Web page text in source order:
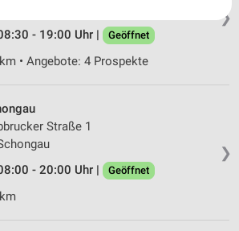
❯
- 19:00 Uhr |
Geöffnet
• Angebote: 4 Prospekte
❯
Straße 1
- 20:00 Uhr |
Geöffnet
folgende Zwecke:
Zugriff auf Informationen
für personalisierte